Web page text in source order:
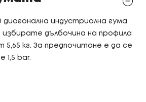
диагонална индустриална гума
дълбочина на профила
кг. За предпочитане е да се
1,5 bar.